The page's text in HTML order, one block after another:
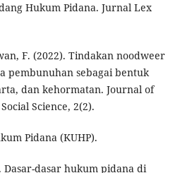
Hukum Pidana. Jurnal Lex
F. (2022). Tindakan noodweer
pembunuhan sebagai bentuk
dan kehormatan. Journal of
Science, 2(2).
Pidana (KUHP).
Dasar-dasar hukum pidana di